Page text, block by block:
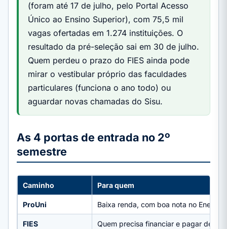
(foram até 17 de julho, pelo Portal Acesso
Único ao Ensino Superior), com 75,5 mil
vagas ofertadas em 1.274 instituições. O
resultado da pré-seleção sai em 30 de julho.
Quem perdeu o prazo do FIES ainda pode
mirar o vestibular próprio das faculdades
particulares (funciona o ano todo) ou
aguardar novas chamadas do Sisu.
As 4 portas de entrada no 2º
semestre
Caminho Para quem
ProUni Baixa renda, com boa nota no Enem
FIES Quem precisa financiar e pagar depois